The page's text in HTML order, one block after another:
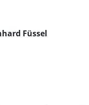
Füssel